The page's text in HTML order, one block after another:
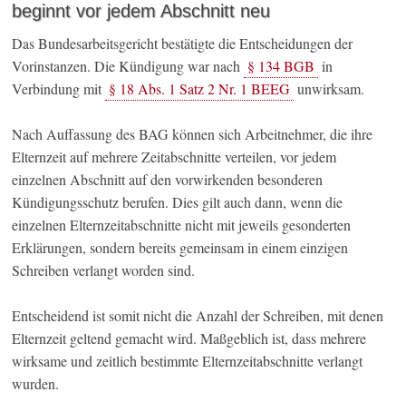
beginnt vor jedem Abschnitt neu
Das Bundesarbeitsgericht bestätigte die Entscheidungen der
Vorinstanzen. Die Kündigung war nach § 134 BGB in
Verbindung mit § 18 Abs. 1 Satz 2 Nr. 1 BEEG unwirksam.
Nach Auffassung des BAG können sich Arbeitnehmer, die ihre
Elternzeit auf mehrere Zeitabschnitte verteilen, vor jedem
einzelnen Abschnitt auf den vorwirkenden besonderen
Kündigungsschutz berufen. Dies gilt auch dann, wenn die
einzelnen Elternzeitabschnitte nicht mit jeweils gesonderten
Erklärungen, sondern bereits gemeinsam in einem einzigen
Schreiben verlangt worden sind.
Entscheidend ist somit nicht die Anzahl der Schreiben, mit denen
Elternzeit geltend gemacht wird. Maßgeblich ist, dass mehrere
wirksame und zeitlich bestimmte Elternzeitabschnitte verlangt
wurden.